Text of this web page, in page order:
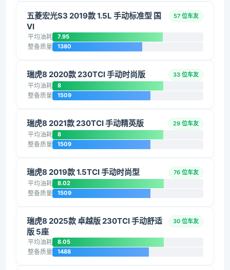
五菱宏光S3 2019款 1.5L 手动标准型 国
VI
57 位车友
平均油耗 7.95
整备质量 1380
瑞虎8 2020款 230TCI 手动时尚版 33 位车友
平均油耗 8
整备质量 1509
瑞虎8 2021款 230TCI 手动精英版 29 位车友
平均油耗 8
整备质量 1509
瑞虎8 2019款 1.5TCI 手动时尚型 76 位车友
平均油耗 8.02
整备质量 1509
瑞虎8 2025款 卓越版 230TCI 手动舒适
版 5座
30 位车友
平均油耗 8.05
整备质量 1488